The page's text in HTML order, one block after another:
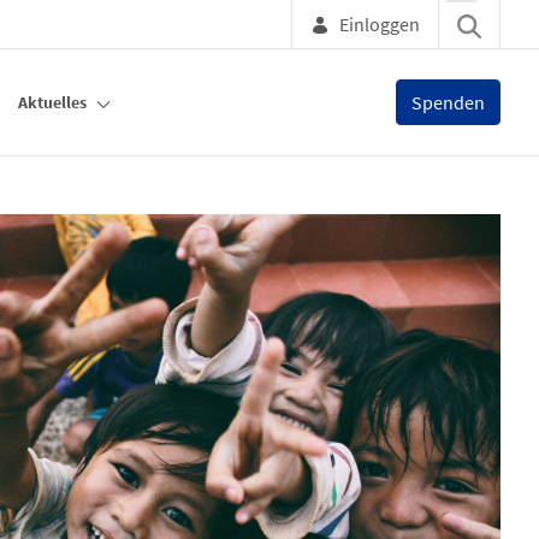
Einloggen
Aktuelles Spenden